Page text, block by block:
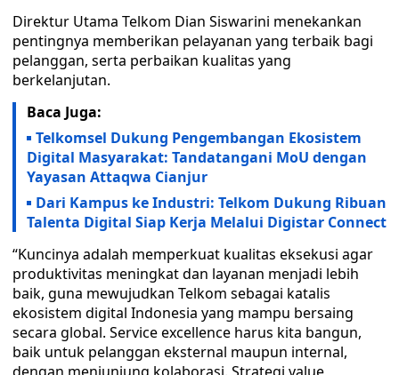
Direktur Utama Telkom Dian Siswarini menekankan
pentingnya memberikan pelayanan yang terbaik bagi
pelanggan, serta perbaikan kualitas yang
berkelanjutan.
Baca Juga:
Telkomsel Dukung Pengembangan Ekosistem
Digital Masyarakat: Tandatangani MoU dengan
Yayasan Attaqwa Cianjur
Dari Kampus ke Industri: Telkom Dukung Ribuan
Talenta Digital Siap Kerja Melalui Digistar Connect
“Kuncinya adalah memperkuat kualitas eksekusi agar
produktivitas meningkat dan layanan menjadi lebih
baik, guna mewujudkan Telkom sebagai katalis
ekosistem digital Indonesia yang mampu bersaing
secara global. Service excellence harus kita bangun,
baik untuk pelanggan eksternal maupun internal,